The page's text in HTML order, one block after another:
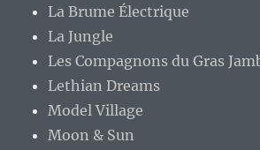
La Brume Électrique
La Jungle
Les Compagnons du Gras
Lethian Dreams
Model Village
Moon & Sun